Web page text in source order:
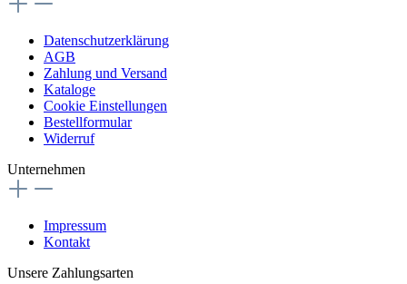
Datenschutzerklärung
AGB
Zahlung und Versand
Kataloge
Cookie Einstellungen
Bestellformular
Widerruf
Unternehmen
Impressum
Kontakt
Unsere Zahlungsarten